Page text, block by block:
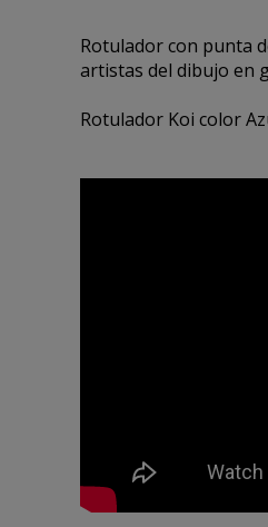
Rotulador con punta
artistas del dibujo en
Rotulador Koi color